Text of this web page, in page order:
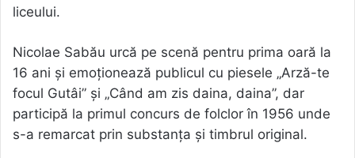
liceului.
Nicolae Sabău urcă pe scenă pentru prima oară la
16 ani şi emoţionează publicul cu piesele „Arză-te
focul Gutâi” şi „Când am zis daina, daina”, dar
participă la primul concurs de folclor în 1956 unde
s-a remarcat prin substanța și timbrul original.